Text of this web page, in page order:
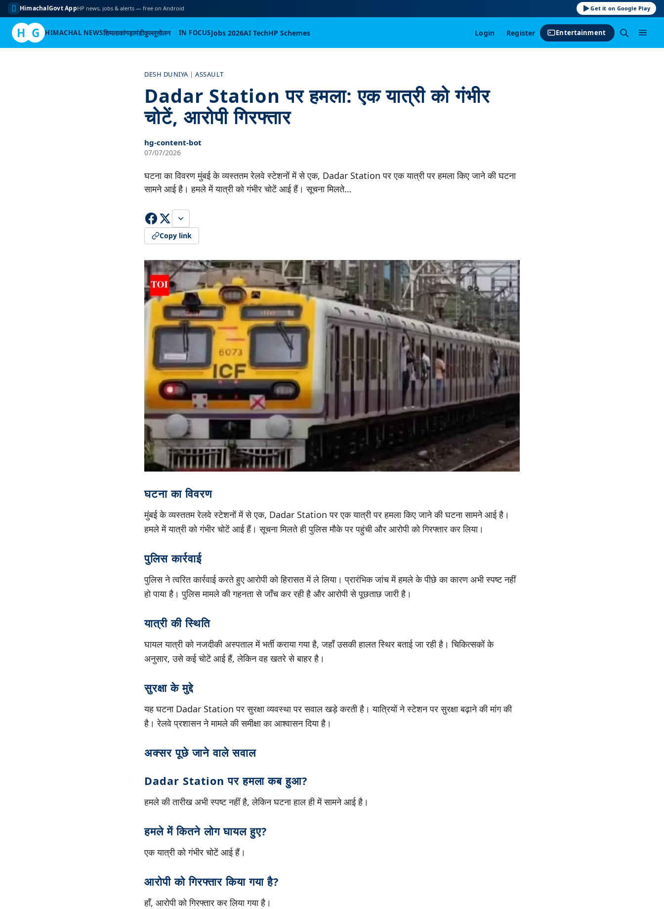
HimachalGovt AppHP news, jobs & alerts — free on Android Get it on Google Play
H G HIMACHAL NEWSशिमलाकांगड़ामंडीकुल्लूसोलन IN FOCUSJobs 2026AI TechHP Schemes Login · Register Entertainment
DESH DUNIYA |ASSAULT
Dadar Station पर हमला: एक यात्री को गंभीर
चोटें, आरोपी गिरफ्तार
hg-content-bot
07/07/2026
घटना का विवरण मुंबई के व्यस्ततम रेलवे स्टेशनों में से एक, Dadar Station पर एक यात्री पर हमला किए जाने की घटना
सामने आई है। हमले में यात्री को गंभीर चोटें आई हैं। सूचना मिलते…
Copy link
घटना का विवरण
मुंबई के व्यस्ततम रेलवे स्टेशनों में से एक, Dadar Station पर एक यात्री पर हमला किए जाने की घटना सामने आई है।
हमले में यात्री को गंभीर चोटें आई हैं। सूचना मिलते ही पुलिस मौके पर पहुंची और आरोपी को गिरफ्तार कर लिया।
पुलिस कार्रवाई
पुलिस ने त्वरित कार्रवाई करते हुए आरोपी को हिरासत में ले लिया। प्रारंभिक जांच में हमले के पीछे का कारण अभी स्पष्ट नहीं
हो पाया है। पुलिस मामले की गहनता से जाँच कर रही है और आरोपी से पूछताछ जारी है।
यात्री की स्थिति
घायल यात्री को नजदीकी अस्पताल में भर्ती कराया गया है, जहाँ उसकी हालत स्थिर बताई जा रही है। चिकित्सकों के
अनुसार, उसे कई चोटें आई हैं, लेकिन वह खतरे से बाहर है।
सुरक्षा के मुद्दे
यह घटना Dadar Station पर सुरक्षा व्यवस्था पर सवाल खड़े करती है। यात्रियों ने स्टेशन पर सुरक्षा बढ़ाने की मांग की
है। रेलवे प्रशासन ने मामले की समीक्षा का आश्वासन दिया है।
अक्सर पूछे जाने वाले सवाल
Dadar Station पर हमला कब हुआ?
हमले की तारीख अभी स्पष्ट नहीं है, लेकिन घटना हाल ही में सामने आई है।
हमले में कितने लोग घायल हुए?
एक यात्री को गंभीर चोटें आई हैं।
आरोपी को गिरफ्तार किया गया है?
हाँ, आरोपी को गिरफ्तार कर लिया गया है।